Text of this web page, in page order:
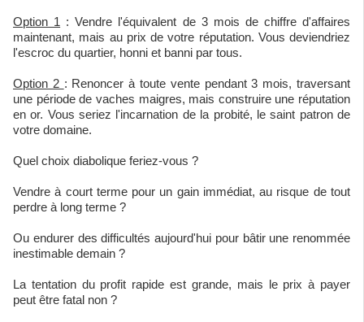
Option 1 : Vendre l'équivalent de 3 mois de chiffre d'affaires
maintenant, mais au prix de votre réputation. Vous deviendriez
l'escroc du quartier, honni et banni par tous.
Option 2 : Renoncer à toute vente pendant 3 mois, traversant
une période de vaches maigres, mais construire une réputation
en or. Vous seriez l'incarnation de la probité, le saint patron de
votre domaine.
Quel choix diabolique feriez-vous ?
Vendre à court terme pour un gain immédiat, au risque de tout
perdre à long terme ?
Ou endurer des difficultés aujourd'hui pour bâtir une renommée
inestimable demain ?
La tentation du profit rapide est grande, mais le prix à payer
peut être fatal non ?